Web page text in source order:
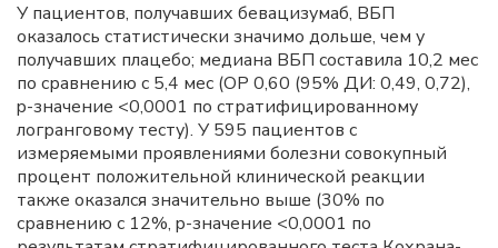
У пациентов, получавших бевацизумаб, ВБП
оказалось статистически значимо дольше, чем у
получавших плацебо; медиана ВБП составила 10,2 мес
по сравнению с 5,4 мес (ОР 0,60 (95% ДИ: 0,49, 0,72),
p-значение <0,0001 по стратифицированному
логранговому тесту). У 595 пациентов с
измеряемыми проявлениями болезни совокупный
процент положительной клинической реакции
также оказался значительно выше (30% по
сравнению с 12%, p-значение <0,0001 по